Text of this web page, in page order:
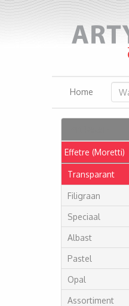
Home
Effetre (Moretti)
Transparant
Filigraan
Speciaal
Albast
Pastel
Opal
Assortiment